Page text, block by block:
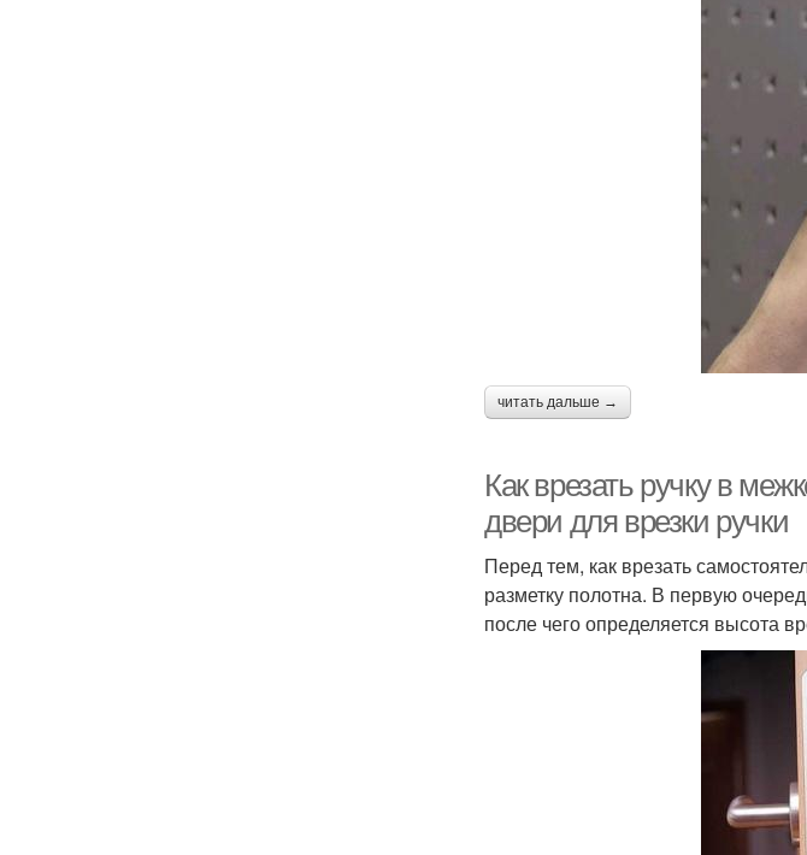
читать дальше →
Как врезать ручку в
двери для врезки ручки
Перед тем, как врезать
разметку полотна. В первую
после чего определяется высота